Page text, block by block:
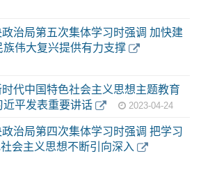
治局第五次集体学习时强调 加快建
伟大复兴提供有力支撑
代中国特色社会主义思想主题教育
近平发表重要讲话
2023-04-24
治局第四次集体学习时强调 把学习
会主义思想不断引向深入